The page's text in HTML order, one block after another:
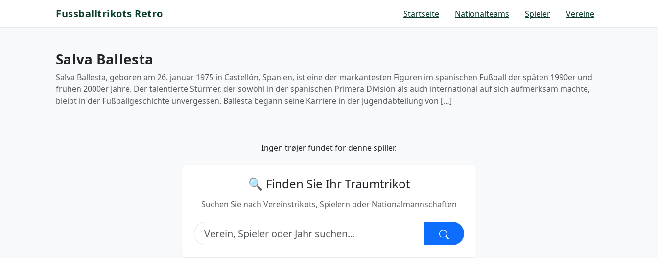
Fussballtrikots Retro Startseite Nationalteams Spieler Vereine
Salva Ballesta
Salva Ballesta, geboren am 26. januar 1975 in Castellón, Spanien, ist eine der markantesten Figuren im spanischen Fußball der späten 1990er und
frühen 2000er Jahre. Der talentierte Stürmer, der sowohl in der spanischen Primera División als auch international auf sich aufmerksam machte,
bleibt in der Fußballgeschichte unvergessen. Ballesta begann seine Karriere in der Jugendabteilung von […]
Ingen trøjer fundet for denne spiller.
🔍 Finden Sie Ihr Traumtrikot
Suchen Sie nach Vereinstrikots, Spielern oder Nationalmannschaften